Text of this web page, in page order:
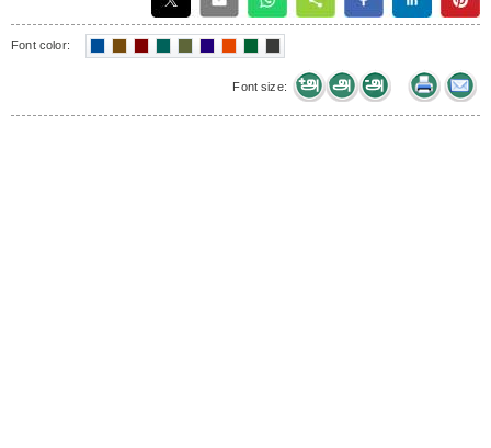
Font color:
Font size: